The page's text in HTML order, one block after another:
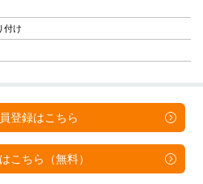
付け
登録はこちら
こちら（無料）